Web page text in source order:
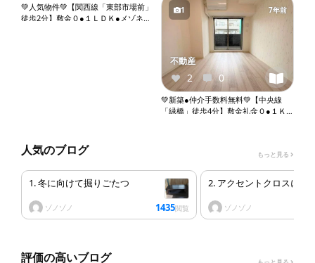
💚人気物件💚【関西線「東部市場前」
徒歩2分】敷金０●１ＬＤＫ●メゾネッ
1 7年前
2 0
💚新築●仲介手数料無料💚【中央線
「緑橋」徒歩4分】敷金礼金０●１Ｋ●
不動産
人気のブログ もっと見る
1. 冬に向けて掘りごたつ
ゾノゾノ 1435閲覧
2. アクセントクロスにし
ゾノゾノ
評価の高いブログ